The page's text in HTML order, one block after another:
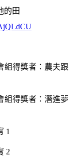
的田